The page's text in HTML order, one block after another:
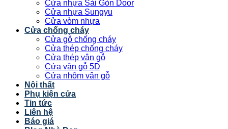
Cửa nhựa Sài Gòn Door
Cửa nhựa Sungyu
Cửa vòm nhựa
Cửa chống cháy
Cửa gỗ chống cháy
Cửa thép chống cháy
Cửa thép vân gỗ
Cửa vân gỗ 5D
Cửa nhôm vân gỗ
Nội thất
Phụ kiện cửa
Tin tức
Liên hệ
Báo giá